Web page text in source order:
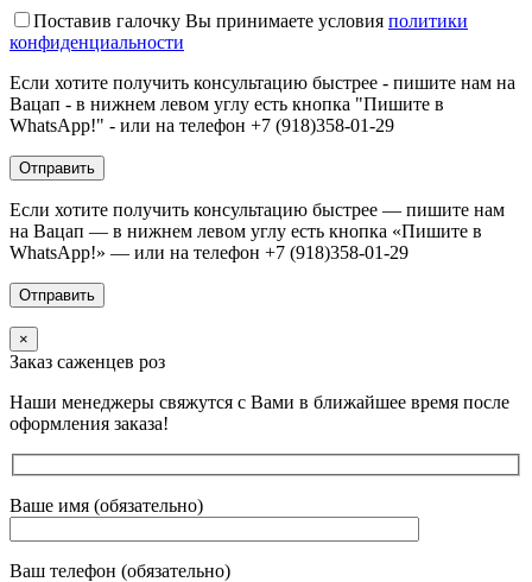
Поставив галочку Вы принимаете условия политики
конфиденциальности
Если хотите получить консультацию быстрее - пишите нам на
Вацап - в нижнем левом углу есть кнопка "Пишите в
WhatsApp!" - или на телефон +7 (918)358-01-29
Если хотите получить консультацию быстрее — пишите нам
на Вацап — в нижнем левом углу есть кнопка «Пишите в
WhatsApp!» — или на телефон +7 (918)358-01-29
×
Заказ саженцев роз
Наши менеджеры свяжутся с Вами в ближайшее время после
оформления заказа!
Ваше имя (обязательно)
Ваш телефон (обязательно)